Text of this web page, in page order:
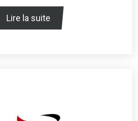
Lire la suite